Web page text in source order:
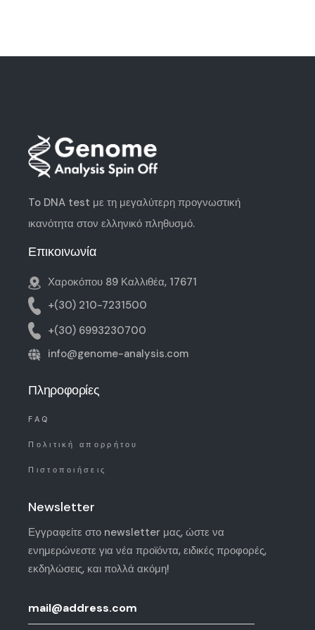
To DNA test με τη μεγαλύτερη προγνωστική
ικανότητα στον ελληνικό πληθυσμό.
Επικοινωνία
Χαροκόπου 89 Καλλιθέα, 17671
+(30) 210-7231500
+(30) 6993230700
info@genome-analysis.com
Πληροφορίες
FAQ
Πολιτική απορρήτου
Πιστοποιήσεις
Newsletter
Εγγραφείτε στο newsletter μας, ώστε να
ενημερώνεστε για νέα προϊόντα, ειδικές προφορές,
εκδηλώσεις, και πολλά ακόμη!